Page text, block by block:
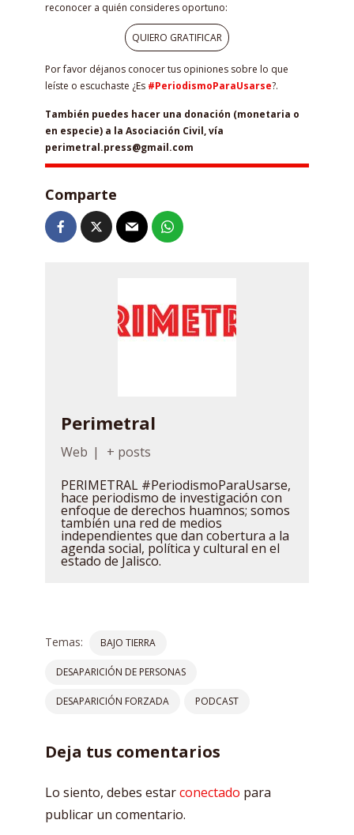
reconocer a quién consideres oportuno:
QUIERO GRATIFICAR
Por favor déjanos conocer tus opiniones sobre lo que
leíste o escuchaste ¿Es #PeriodismoParaUsarse?.
También puedes hacer una donación (monetaria o
en especie) a la Asociación Civil, vía
perimetral.press@gmail.com
Comparte
Perimetral
Web |
+ posts
PERIMETRAL #PeriodismoParaUsarse,
hace periodismo de investigación con
enfoque de derechos huamnos; somos
también una red de medios
independientes que dan cobertura a la
agenda social, política y cultural en el
estado de Jalisco.
Temas: BAJO TIERRA
DESAPARICIÓN DE PERSONAS
DESAPARICIÓN FORZADA PODCAST
Deja tus comentarios
Lo siento, debes estarconectado para
publicar un comentario.